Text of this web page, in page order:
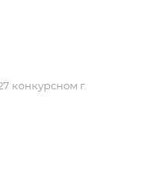
конкурсном г.